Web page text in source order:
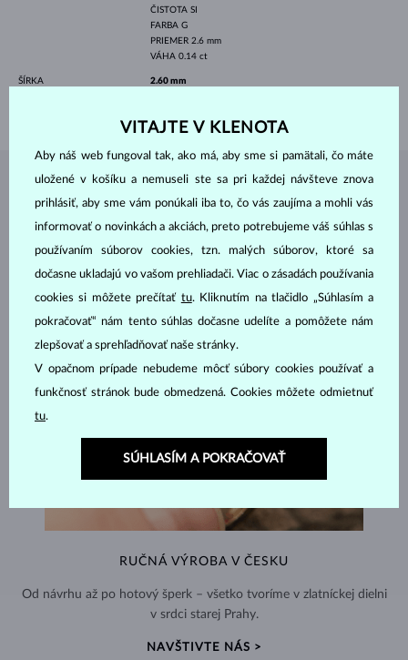
ČISTOTA SI
FARBA G
PRIEMER 2.6 mm
VÁHA 0.14 ct
ŠÍRKA 2.60 mm
ATELIÉRU KLENOTA
RUČNÁ VÝROBA V ČESKU
Od návrhu až po hotový šperk – všetko tvoríme v zlatníckej dielni
v srdci starej Prahy.
NAVŠTIVTE NÁS >
VITAJTE V KLENOTA
Aby náš web fungoval tak, ako má, aby sme si pamätali, čo máte
uložené v košíku a nemuseli ste sa pri každej návšteve znova
prihlásiť, aby sme vám ponúkali iba to, čo vás zaujíma a mohli vás
informovať o novinkách a akciách, preto potrebujeme váš súhlas s
používaním súborov cookies, tzn. malých súborov, ktoré sa
dočasne ukladajú vo vašom prehliadači. Viac o zásadách používania
cookies si môžete prečítať tu. Kliknutím na tlačidlo „Súhlasím a
pokračovať“ nám tento súhlas dočasne udelíte a pomôžete nám
zlepšovať a sprehľadňovať naše stránky.
V opačnom prípade nebudeme môcť súbory cookies používať a
funkčnosť stránok bude obmedzená. Cookies môžete odmietnuť
tu.
SÚHLASÍM A POKRAČOVAŤ